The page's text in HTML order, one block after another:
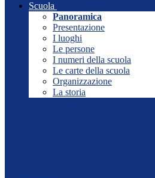
Scuola
Panoramica
Presentazione
I luoghi
Le persone
I numeri della scuola
Le carte della scuola
Organizzazione
La storia